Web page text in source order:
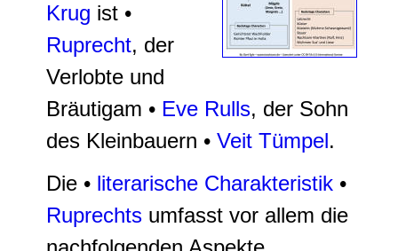
Krug ist •
Ruprecht, der
Verlobte und
Bräutigam • Eve Rulls, der Sohn
des Kleinbauern • Veit Tümpel.
Die • literarische Charakteristik •
Ruprechts umfasst vor allem die